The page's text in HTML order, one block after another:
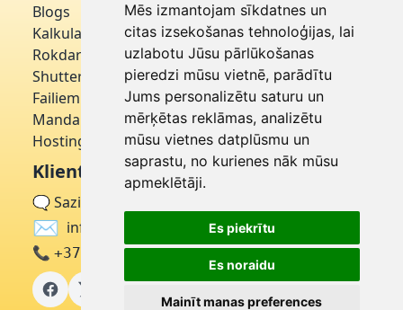
Mēs izmantojam sīkdatnes un
citas izsekošanas tehnoloģijas, lai
uzlabotu Jūsu pārlūkošanas
pieredzi mūsu vietnē, parādītu
Jums personalizētu saturu un
mērķētas reklāmas, analizētu
mūsu vietnes datplūsmu un
saprastu, no kurienes nāk mūsu
apmeklētāji.
Es piekrītu
Es noraidu
Mainīt manas preferences
Blogs
Kalkulatori
Rokdarbniece
Shutterstock
Failiem
Mandarīns
Hostinger
Klientu apkalpošana
🗨Sazinieties ar mums
✉ info@latvija.click
📞 +371 27322332